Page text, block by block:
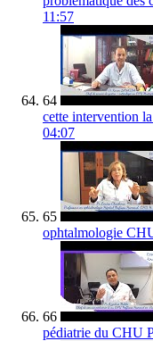
11:57
64
cette intervention
04:07
65
ophtalmologie
66
pédiatrie du CHU